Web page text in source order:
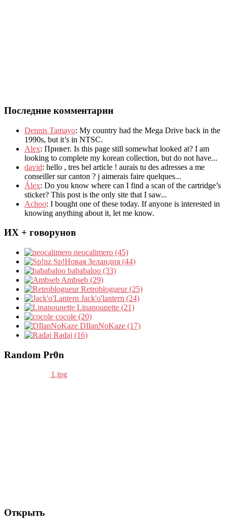
Последние комментарии
Dennis Tamayo: My country had the Mega Drive back in the
1990s, but it’s in NTSC.
Alex: Привет. Is this page still somewhat looked at? I am
looking to complete my korean collection, but do not have...
david: hello , tres bel article ! aurais tu des adresses a me
conseiller sur canton ? j aimerais faire quelques...
Álex: Do you know where can I find a scan of the cartridge’s
sticker? This post is the only site that I saw...
Achoo: I bought one of these today. If anyone is interested in
knowing anything about it, let me know.
ИХ + говорунов
neocalimero (45)
Sp!Новая Зеландия (44)
bababaloo (33)
Ambseb (29)
Retroblogueur (25)
Jack'o'lantern (24)
Linanounette (21)
cocole (20)
DIlanNoKaze (17)
Radaj (16)
Random Pr0n
Открыть